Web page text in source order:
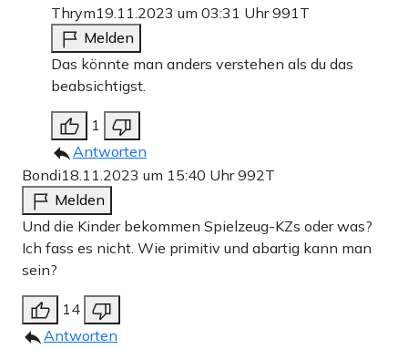
Thrym19.11.2023 um 03:31 Uhr991T
Melden
Das könnte man anders verstehen als du das
beabsichtigst.
1
Antworten
Bondi18.11.2023 um 15:40 Uhr992T
Melden
Und die Kinder bekommen Spielzeug-KZs oder was?
Ich fass es nicht. Wie primitiv und abartig kann man
sein?
14
Antworten